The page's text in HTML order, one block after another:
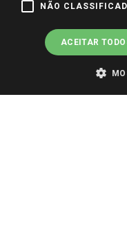
Pagamento e
NÃO
ACEITAR